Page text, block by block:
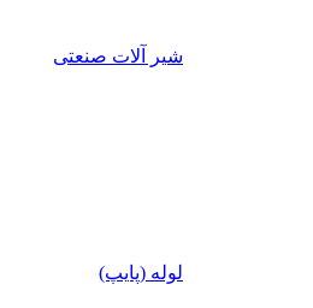
شیر آلات صنعتی
لوله (پایپ)